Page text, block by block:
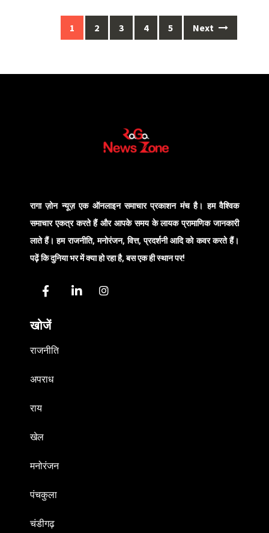
1 2 3 4 5 Next
रागा ज़ोन न्यूज़ एक ऑनलाइन समाचार प्रकाशन मंच है। हम वैश्विक
समाचार एकत्र करते हैं और आपके समय के लायक प्रामाणिक जानकारी
लाते हैं। हम राजनीति, मनोरंजन, वित्त, प्रदर्शनी आदि को कवर करते हैं।
पढ़ें कि दुनिया भर में क्या हो रहा है, बस एक ही स्थान पर!
खोजें
राजनीति
अपराध
राय
खेल
मनोरंजन
पंचकुला
चंडीगढ़